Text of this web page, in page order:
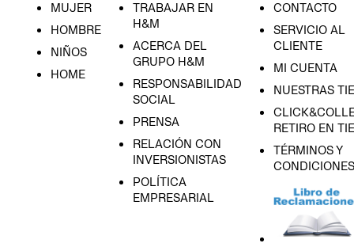
MUJER
HOMBRE
NIÑOS
HOME
TRABAJAR EN
H&M
ACERCA DEL
GRUPO H&M
RESPONSABILIDAD
SOCIAL
PRENSA
RELACIÓN CON
INVERSIONISTAS
POLÍTICA
EMPRESARIAL
CONTACTO
SERVICIO AL
CLIENTE
MI CUENTA
NUESTRAS
RETIRO EN
TÉRMINOS Y
CONDICIONES